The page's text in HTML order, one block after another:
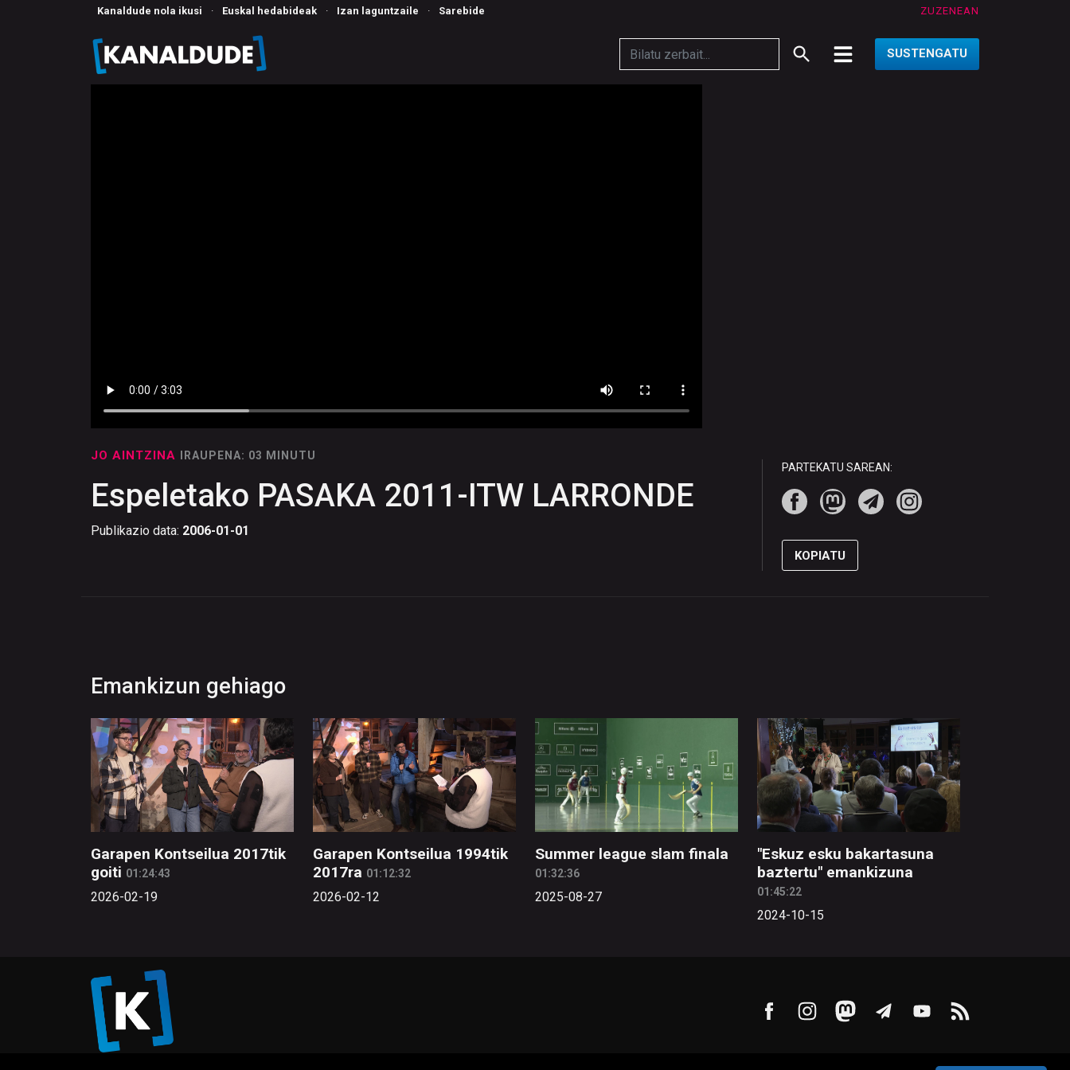
Kanaldude nola ikusi · Euskal hedabideak · Izan laguntzaile · Sarebide ZUZENEAN
SUSTENGATU
JO AINTZINA IRAUPENA: 03 MINUTU
Espeletako PASAKA 2011-ITW LARRONDE
Publikazio data: 2006-01-01
PARTEKATU SAREAN:
KOPIATU
Emankizun gehiago
Garapen Kontseilua 2017tik
goiti 01:24:43
2026-02-19
Garapen Kontseilua 1994tik
2017ra 01:12:32
2026-02-12
Summer league slam finala
01:32:36
2025-08-27
"Eskuz esku bakartasuna
baztertu" emankizuna
01:45:22
2024-10-15